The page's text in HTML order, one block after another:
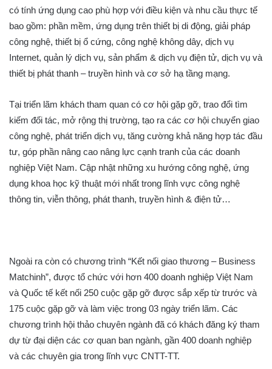
có tính ứng dụng cao phù hợp với điều kiện và nhu cầu thực tế
bao gồm: phần mềm, ứng dụng trên thiết bị di động, giải pháp
công nghệ, thiết bị ổ cứng, công nghệ không dây, dịch vụ
Internet, quản lý dịch vụ, sản phẩm & dịch vụ điện tử, dịch vụ và
thiết bị phát thanh – truyền hình và cơ sở hạ tầng mạng.
Tại triển lãm khách tham quan có cơ hội gặp gỡ, trao đổi tìm
kiếm đối tác, mở rộng thị trường, tạo ra các cơ hội chuyển giao
công nghệ, phát triển dịch vụ, tăng cường khả năng hợp tác đầu
tư, góp phần nâng cao nâng lực cạnh tranh của các doanh
nghiệp Việt Nam. Cập nhật những xu hướng công nghệ, ứng
dụng khoa học kỹ thuật mới nhất trong lĩnh vực công nghệ
thông tin, viễn thông, phát thanh, truyền hình & điện tử…
Ngoài ra còn có chương trình “Kết nối giao thương – Business
Matchinh”, được tổ chức với hơn 400 doanh nghiệp Việt Nam
và Quốc tế kết nối 250 cuộc gặp gỡ được sắp xếp từ trước và
175 cuộc gặp gỡ và làm việc trong 03 ngày triển lãm. Các
chương trình hội thảo chuyên ngành đã có khách đăng ký tham
dự từ đại diện các cơ quan ban ngành, gần 400 doanh nghiệp
và các chuyên gia trong lĩnh vực CNTT-TT.